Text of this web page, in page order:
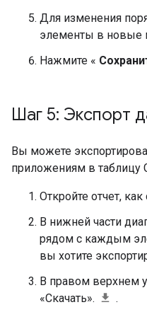
Для изменения
элементы в новые
Нажмите «
Шаг 5: Экспорт
Вы можете
приложениям в таблицу
Откройте отчет,
В нижней части
рядом с каждым
вы хотите
В правом верхнем
«Скачать».
.